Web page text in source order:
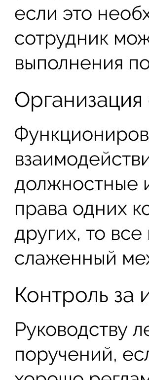
если это
сотрудник
выполнения
должностные
права одних
других, то
слаженный
Контроль за
Руководству
поручений,